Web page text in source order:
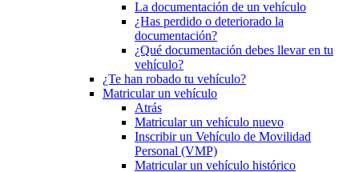
La documentación de un vehículo
¿Has perdido o deteriorado la
documentación?
¿Qué documentación debes llevar en tu
vehículo?
¿Te han robado tu vehículo?
Matricular un vehículo
Atrás
Matricular un vehículo nuevo
Inscribir un Vehículo de Movilidad
Personal (VMP)
Matricular un vehículo histórico